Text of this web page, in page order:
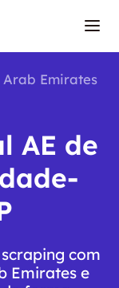
Arab Emirates
AE de
com
Emirates e